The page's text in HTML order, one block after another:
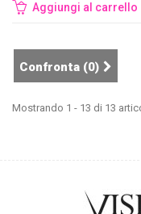
Aggiungi al carrello
Confronta (0)
Mostrando 1 - 13 di 13